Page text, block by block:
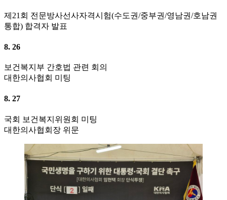
제21회 전문방사선사자격시험(수도권/중부권/영남권/호남권
통합) 합격자 발표
8. 26
보건복지부 간호법 관련 회의
대한의사협회 미팅
8. 27
국회 보건복지위원회 미팅
대한의사협회장 위문